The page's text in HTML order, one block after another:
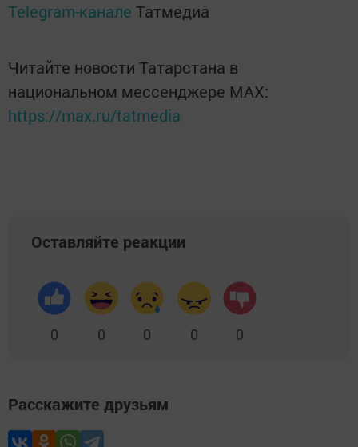
Telegram-канале Татмедиа
Читайте новости Татарстана в
национальном мессенджере MАХ:
https://max.ru/tatmedia
Оставляйте реакции
0 0 0 0 0
Расскажите друзьям